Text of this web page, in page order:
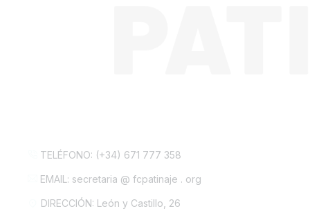
TELÉFONO: (+34) 671 777 358
EMAIL: secretaria @ fcpatinaje . org
DIRECCIÓN: León y Castillo, 26